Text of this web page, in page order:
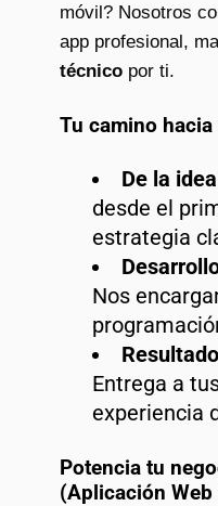
móvil? Nosotros
app profesional,
técnico por ti.
Tu camino
De la
desde el
estrategia
Nos
Entrega a
experiencia
Potencia tu
(Aplicación